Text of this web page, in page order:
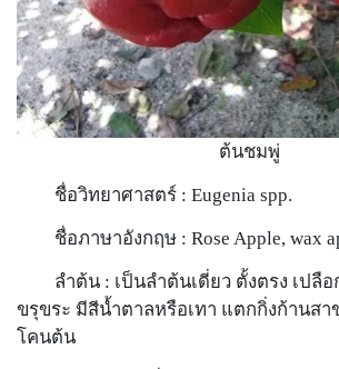
ชื่อวิทยาศาสตร์ : Eugenia spp.
ชื่อภาษาอังกฤษ : Rose Apple, wax
ลำต้น : เป็นลำต้นเดี่ยว ตั้งตรง เปลื
ขรุขระ มีสีน้ำตาลหรือเทา แตกกิ่งก้านส
โคนต้น
ต้นชมพู่